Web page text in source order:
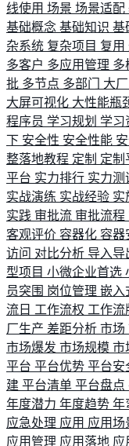
线使用 场景 场景适配
基础概念 基础知识 基
杂系统 复杂项目 复用
多客户 多应用管理 多
批 多节点 多部门 大厂
大屏可视化 大性能瓶
程序员 学习规划 学习
下 安全性 安全性能
整落地教程 定制 定制
平台 实力排行 实力测
实战演练 实战经验 实
实践 审批流 审批流程
客观评价 容器化 容器
访问 对比分析 导入导
型项目 小微企业首选
员突围 岗位管理 嵌入
流日 工作流权 工作流
厂生产 差距分析 市场
市场爆发 市场规模 市
平台 平台优势 平台安
建 平台清单 平台盘点
年度潜力 年度趋势 年
应急处理 应用 应用场
应用管理 应用落地 应